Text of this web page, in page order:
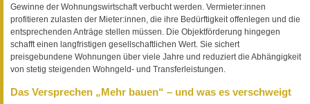
Gewinne der Wohnungswirtschaft verbucht werden. Vermieter:innen
profitieren zulasten der Mieter:innen, die ihre Bedürftigkeit offenlegen und die
entsprechenden Anträge stellen müssen. Die Objektförderung hingegen
schafft einen langfristigen gesellschaftlichen Wert. Sie sichert
preisgebundene Wohnungen über viele Jahre und reduziert die Abhängigkeit
von stetig steigenden Wohngeld- und Transferleistungen.
Das Versprechen „Mehr bauen“ – und was es verschweigt